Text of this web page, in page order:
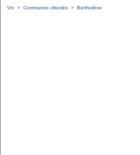
Vin > Communes viticoles > Bertholène